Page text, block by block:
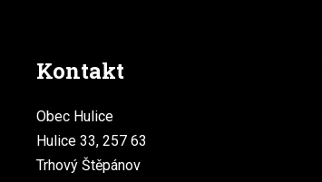
Kontakt
Obec Hulice
Hulice 33, 257 63
Trhový Štěpánov